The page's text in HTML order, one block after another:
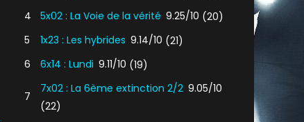
4
5x02 : La Voie de la vérité 9.25/10 (20)
5
1x23 : Les hybrides 9.14/10 (21)
6
6x14 : Lundi 9.11/10 (19)
7
7x02 : La 6ème extinction 2/2 9.05/10
(22)